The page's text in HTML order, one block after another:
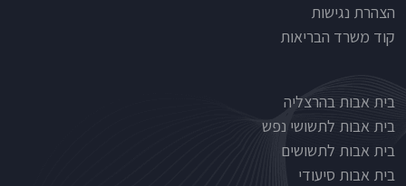
הצהרת נגישות
קוד משרד הבריאות
Nursinghouse type
בית אבות בהרצליה
בית אבות לתשושי נפש
בית אבות לתשושים
בית אבות סיעודי